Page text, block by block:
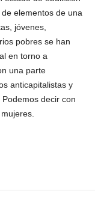
elementos de una
jóvenes,
pobres se han
en torno a
una parte
anticapitalistas y
decir con